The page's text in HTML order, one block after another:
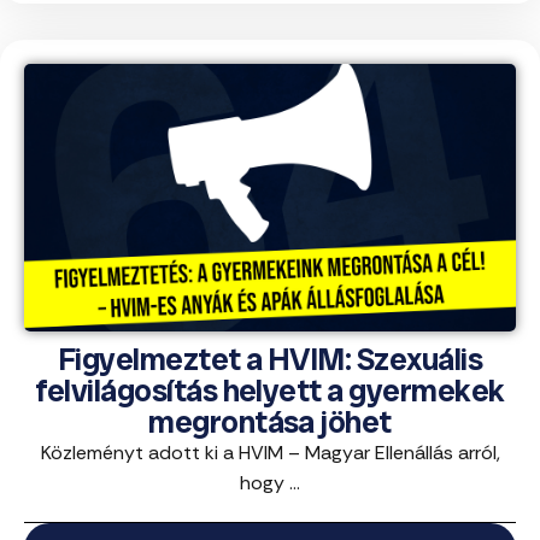
Figyelmeztet a HVIM: Szexuális
felvilágosítás helyett a gyermekek
megrontása jöhet
Közleményt adott ki a HVIM – Magyar Ellenállás arról,
hogy ...